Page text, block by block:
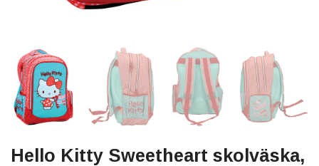
Hello Kitty Sweetheart skolväska,